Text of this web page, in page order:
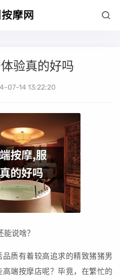
验真的好吗
07-14 13:22:20
说啥？
质有着较高追求的精致猪猪男
端按摩店呢？毕竟，在繁忙的